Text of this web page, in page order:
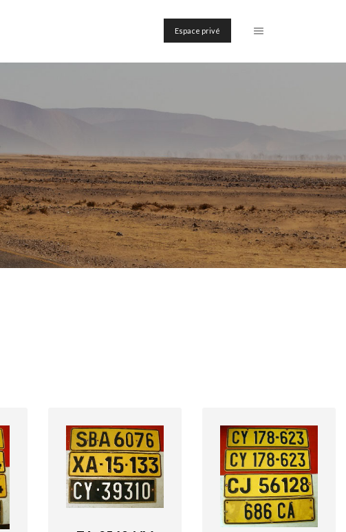
Espace privé